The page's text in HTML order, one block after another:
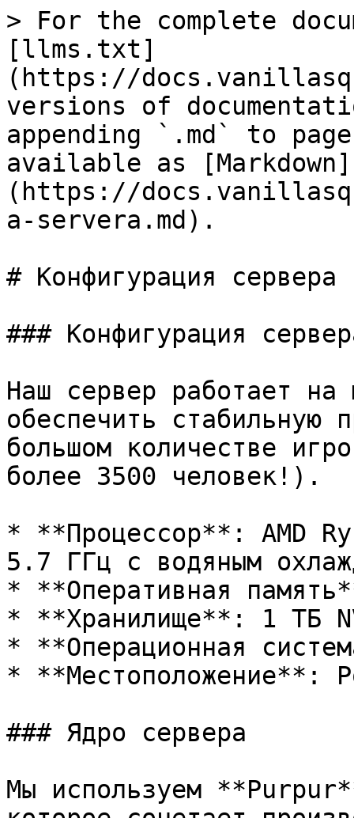
> For the complete
[llms.txt]
(https://
versions of
appending `.md` to
available as [Markdown]
(https://
a-servera.md).
# Конфигурация сервера
### Конфигурация
Наш сервер работает на
обеспечить стабильную
большом количестве
более 3500 человек!).
* **Процессор**: AMD
5.7 ГГц с водяным
* **Оперативная
* **Хранилище**: 1 ТБ
* **Операционная
* **Местоположение**:
### Ядро сервера
Мы используем